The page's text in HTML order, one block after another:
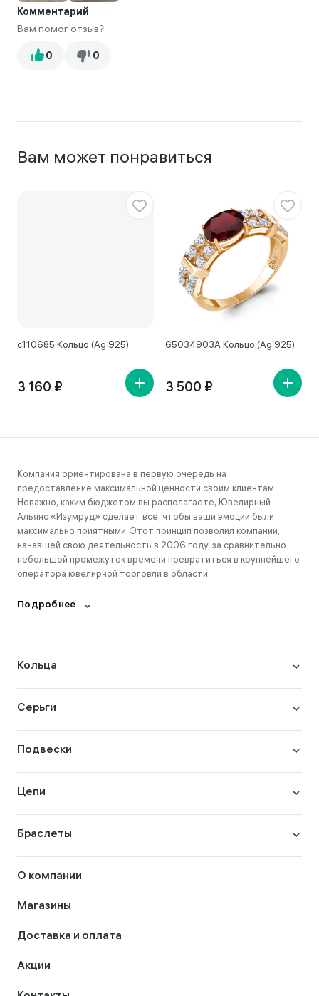
Комментарий
Вам помог отзыв?
Вам может понравиться
с110685 Кольцо (Ag 925)
3 160 ₽
65034903А Кольцо (Ag 925)
3 500 ₽
Компания ориентирована в первую очередь на
предоставление максимальной ценности своим клиентам.
Неважно, каким бюджетом вы располагаете, Ювелирный
Альянс «Изумруд» сделает всё, чтобы ваши эмоции были
максимально приятными. Этот принцип позволил компании,
начавшей свою деятельность в 2006 году, за сравнительно
небольшой промежуток времени превратиться в крупнейшего
оператора ювелирной торговли в области.
Подробнее
Кольца
Серьги
Подвески
Цепи
Браслеты
О компании
Магазины
Доставка и оплата
Акции